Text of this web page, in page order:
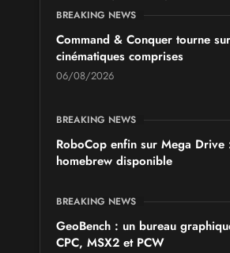
BREAKING NEWS
Command & Conquer tourne
cinématiques comprises
06/08/2026
BREAKING NEWS
RoboCop enfin sur Mega Drive
homebrew disponible
BREAKING NEWS
GeoBench : un bureau
CPC, MSX2 et PCW